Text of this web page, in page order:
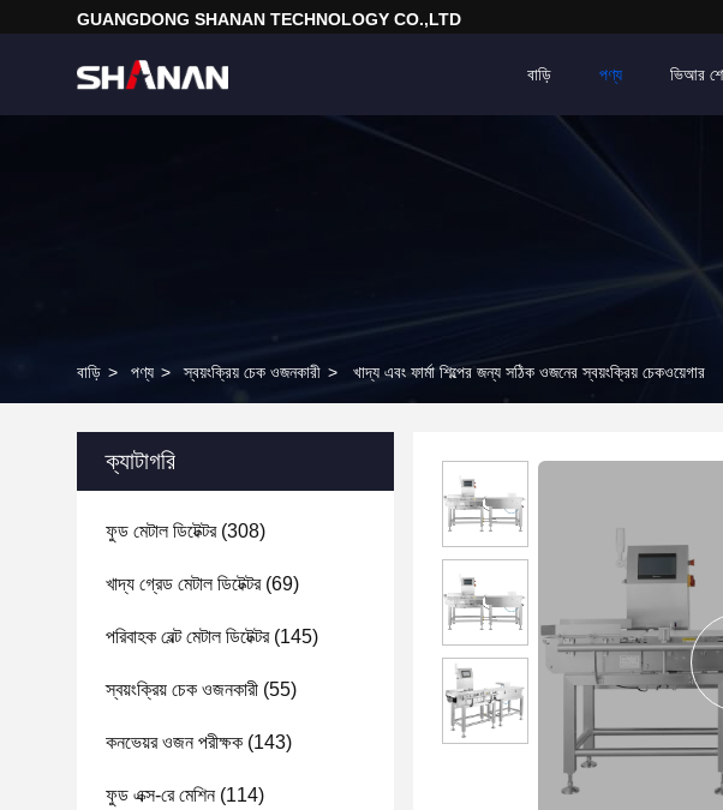
GUANGDONG SHANAN TECHNOLOGY CO.,LTD
বাড়ি পণ্য ভিআর
বাড়ি > পণ্য > স্বয়ংক্রিয় চেক ওজনকারী > খাদ্য এবং ফার্মা শিল্পের জন্য সঠিক ওজনের স্বয়ংক্রিয় চেকওয়েগার
ক্যাটাগরি
ফুড মেটাল ডিটেক্টর(308)
খাদ্য গ্রেড মেটাল ডিটেক্টর(69)
পরিবাহক বেল্ট মেটাল ডিটেক্টর(145)
স্বয়ংক্রিয় চেক ওজনকারী (55)
কনভেয়র ওজন পরীক্ষক (143)
ফুড এক্স-রে মেশিন(114)